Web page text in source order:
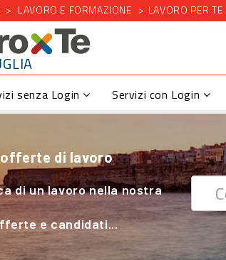
LAVORO E FORMAZIONE LAVORO PER TE
senza Login Servizi con Login
di lavoro
di un lavoro nella nostra
e candidati...
nel Settore Agricolo ?
di un lavoro nella nostra
e candidati...